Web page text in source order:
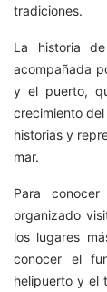
tradiciones.
La historia
acompañada
y el puerto,
crecimiento
historias y
mar.
Para
organizado
los lugares
conocer el
helipuerto y el